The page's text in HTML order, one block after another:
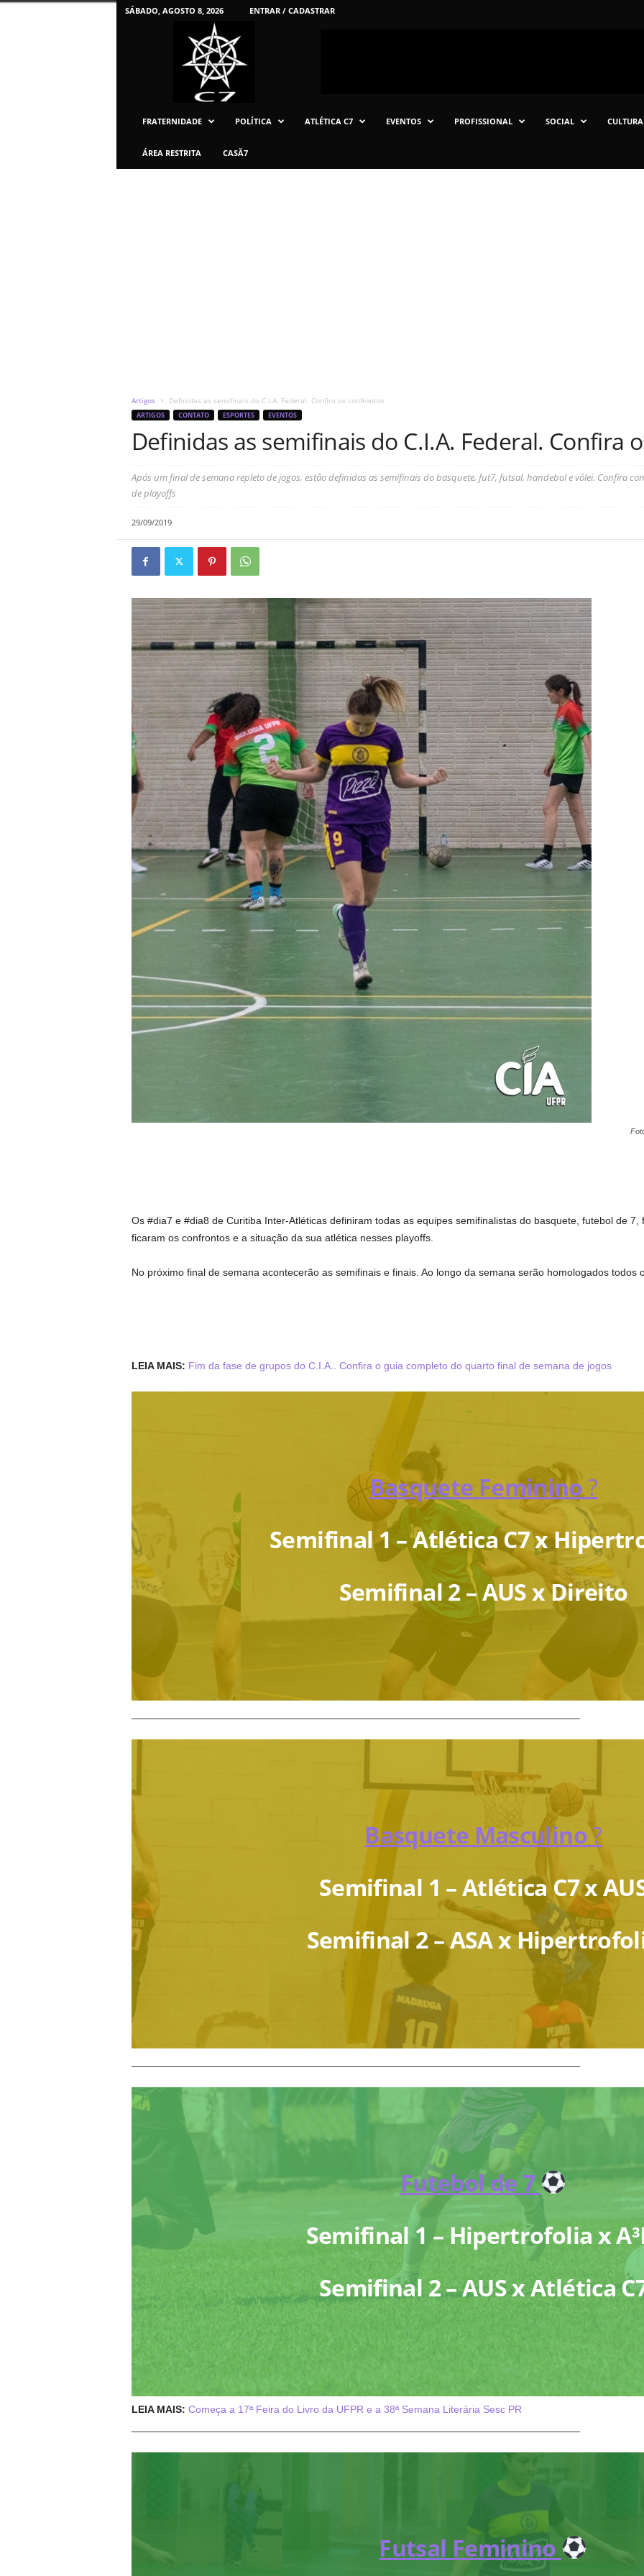
SÁBADO, AGOSTO 8, 2026
ENTRAR / CADASTRAR
FRATERNIDADE
POLÍTICA ATLÉTICA C7 EVENTOS PROFISSIONAL SOCIAL
ÁREA RESTRITA CASĂ7
Artigos Definidas as semifinais do C.I.A. Federal. Confira os confrontos
ARTIGOS CONTATO ESPORTES EVENTOS
Definidas as semifinais do C.I.A. Federal. Confira
Após um final de semana repleto de jogos, estão definidas as semifinais do basquete, fut7, futsal, handebol e vôlei. Confira
de playoffs
29/09/2019
Os #dia7 e #dia8 de Curitiba Inter-Atléticas definiram todas as equipes semifinalistas do basquete, futebol de
ficaram os confrontos e a situação da sua atlética nesses playoffs.
No próximo final de semana acontecerão as semifinais e finais. Ao longo da semana serão homologados todos
LEIA MAIS: Fim da fase de grupos do C.I.A.. Confira o guia completo do quarto final de semana de jogos
Basquete Feminino?
Semifinal 1 – Atlética C7 x
Semifinal 2 – AUS x Direito
Basquete Masculino?
Semifinal 1 – Atlética C7 x
Semifinal 2 – ASA x
Futebol de 7
Semifinal 1 – Hipertrofolia x
Semifinal 2 – AUS x Atlética
LEIA MAIS: Começa a 17ª Feira do Livro da UFPR e a 38ª Semana Literária Sesc PR
Futsal Feminino